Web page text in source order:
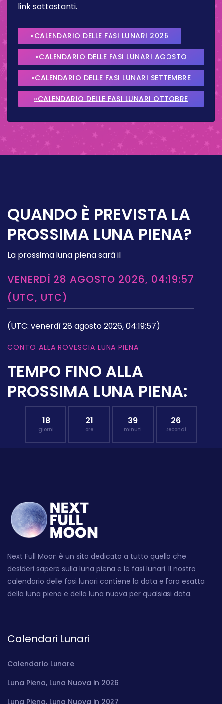
link sottostanti.
»CALENDARIO DELLE FASI LUNARI 2026
»CALENDARIO DELLE FASI LUNARI AGOSTO
2026
»CALENDARIO DELLE FASI LUNARI SETTEMBRE
2026
»CALENDARIO DELLE FASI LUNARI OTTOBRE
QUANDO È PREVISTA LA
PROSSIMA LUNA PIENA?
La prossima luna piena sarà il
VENERDÌ 28 AGOSTO 2026, 04:19:57
(UTC, UTC)
(UTC: venerdì 28 agosto 2026, 04:19:57)
CONTO ALLA ROVESCIA LUNA PIENA
TEMPO FINO ALLA
PROSSIMA LUNA PIENA:
18
giorni
21
ore
39
minuti
25
secondi
Next Full Moon è un sito dedicato a tutto quello che
desideri sapere sulla luna piena e le fasi lunari. Il nostro
calendario delle fasi lunari contiene la data e l'ora esatta
della luna piena e della luna nuova per qualsiasi data.
Calendari Lunari
Calendario Lunare
Luna Piena, Luna Nuova in 2026
Luna Piena, Luna Nuova in 2027